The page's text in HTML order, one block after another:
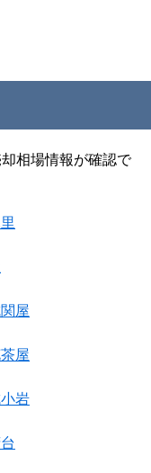
相場情報が確認で
屋
屋
岩